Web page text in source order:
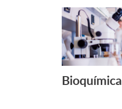
Bioquímica